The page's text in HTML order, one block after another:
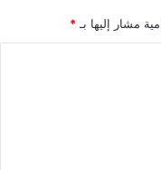
مشار إليها بـ*